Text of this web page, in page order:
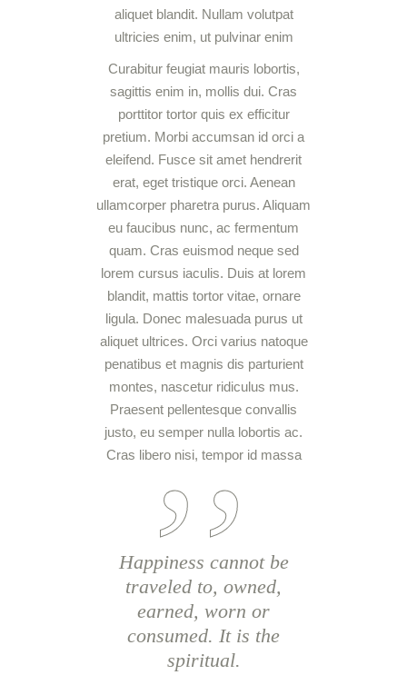
aliquet blandit. Nullam volutpat
ultricies enim, ut pulvinar enim
Curabitur feugiat mauris lobortis,
sagittis enim in, mollis dui. Cras
porttitor tortor quis ex efficitur
pretium. Morbi accumsan id orci a
eleifend. Fusce sit amet hendrerit
erat, eget tristique orci. Aenean
ullamcorper pharetra purus. Aliquam
eu faucibus nunc, ac fermentum
quam. Cras euismod neque sed
lorem cursus iaculis. Duis at lorem
blandit, mattis tortor vitae, ornare
ligula. Donec malesuada purus ut
aliquet ultrices. Orci varius natoque
penatibus et magnis dis parturient
montes, nascetur ridiculus mus.
Praesent pellentesque convallis
justo, eu semper nulla lobortis ac.
Cras libero nisi, tempor id massa
Happiness cannot be
traveled to, owned,
earned, worn or
consumed. It is the
spiritual.